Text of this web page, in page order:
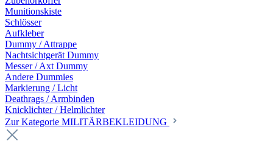
Munitionskiste
Schlösser
Aufkleber
Dummy / Attrappe
Nachtsichtgerät Dummy
Messer / Axt Dummy
Andere Dummies
Markierung / Licht
Deathrags / Armbinden
Knicklichter / Helmlichter
Zur Kategorie MILITÄRBEKLEIDUNG